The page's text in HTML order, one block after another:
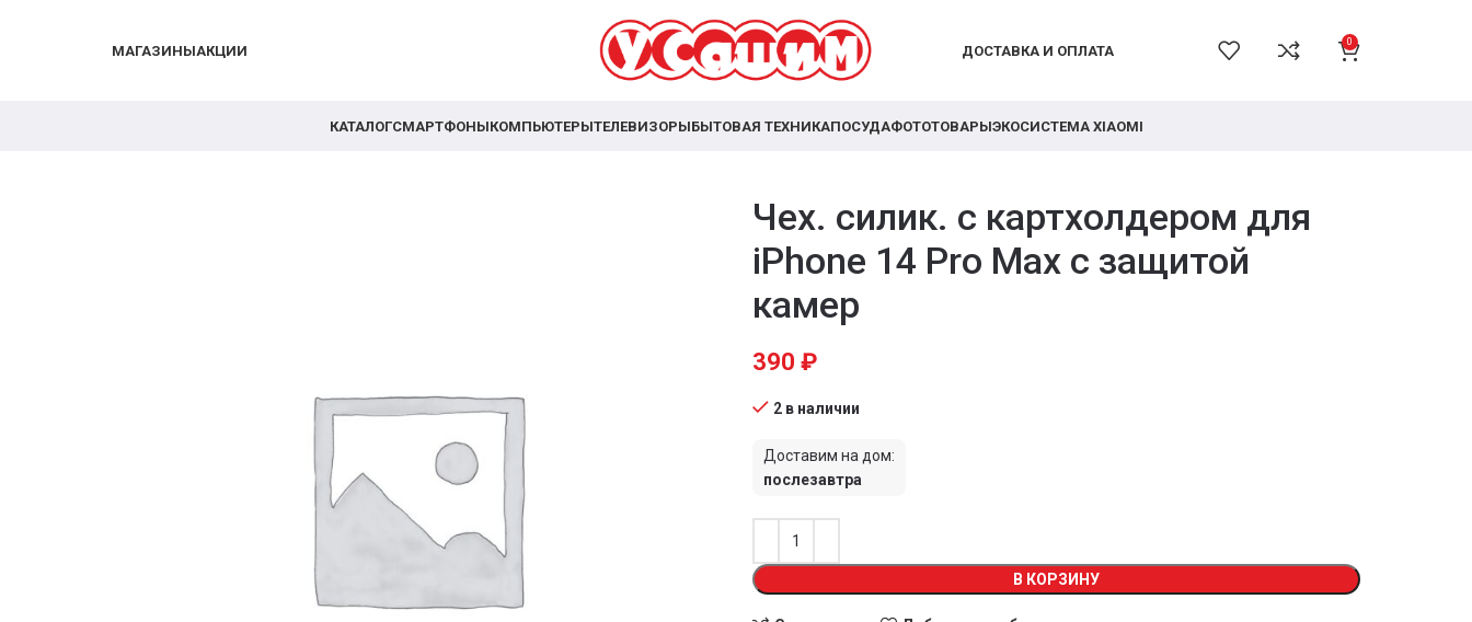
МАГАЗИНЫАКЦИИ ДОСТАВКА И ОПЛАТА
0
КАТАЛОГСМАРТФОНЫКОМПЬЮТЕРЫТЕЛЕВИЗОРЫБЫТОВАЯ ТЕХНИКАПОСУДАФОТОТОВАРЫЭКОСИСТЕМА XIAOMI
Чех. силик. с картхолдером для
iPhone 14 Pro Max с защитой
камер
390 ₽
2 в наличии
Доставим на дом:
послезавтра
В КОРЗИНУ